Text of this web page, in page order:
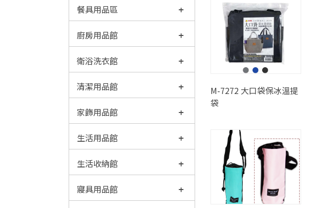
餐具用品區
廚房用品館
衛浴洗衣館
清潔用品館
家飾用品館
生活用品館
生活收納館
寢具用品館
M-7272 大口袋保冰溫提
袋